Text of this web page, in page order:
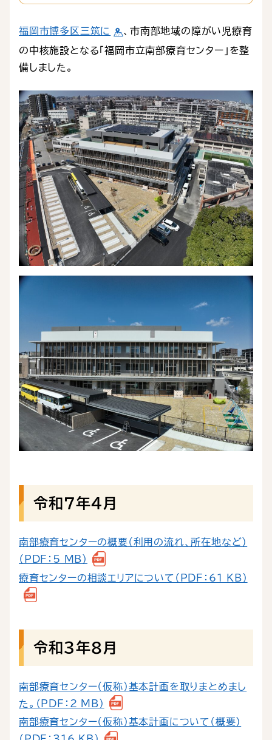
福岡市博多区三筑に
、市南部地域の障がい児療育
の中核施設となる「福岡市立南部療育センター」を整
備しました。
令和７年４月
南部療育センターの概要（利用の流れ、所在地など）
（PDF：5 MB）
療育センターの相談エリアについて（PDF：61 KB）
令和３年8月
南部療育センター（仮称）基本計画を取りまとめまし
た。（PDF：2 MB）
南部療育センター（仮称）基本計画について（概要）